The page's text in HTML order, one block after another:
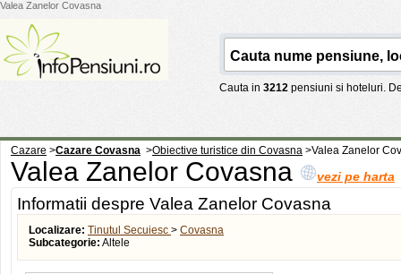
Valea Zanelor Covasna
Cauta in 3212 pensiuni si hoteluri.
Cazare >Cazare Covasna >Obiective turistice din Covasna >Valea Zanelor
Valea Zanelor Covasna vezi pe harta
Informatii despre Valea Zanelor Covasna
Localizare: Tinutul Secuiesc > Covasna
Subcategorie: Altele